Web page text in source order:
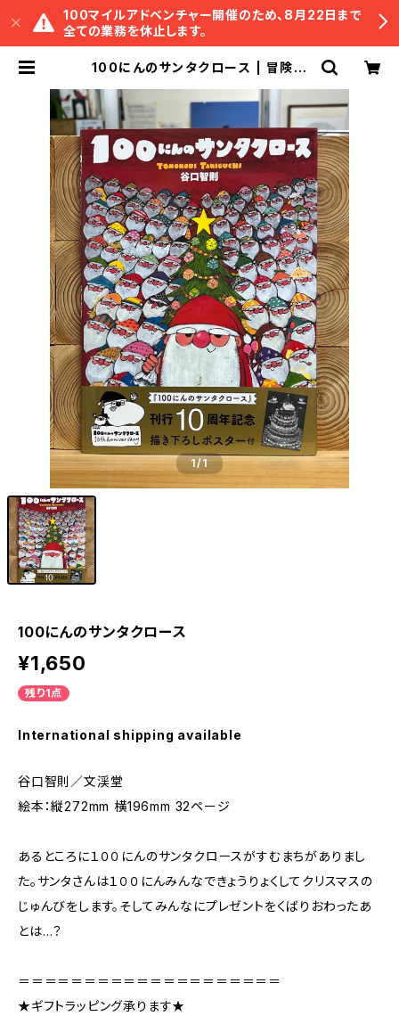
100マイルアドベンチャー開催のため、8月22日まで
全ての業務を休止します。
100にんのサンタクロース | 冒険研
1/1
100にんのサンタクロース
¥1,650
残り1点
International shipping available
谷口智則／文渓堂
絵本：縦272mm 横196mm 32ページ
あるところに１００にんのサンタクロースがすむまちがありまし
た。サンタさんは１００にんみんなできょうりょくしてクリスマスの
じゅんびをします。そしてみんなにプレゼントをくばりおわったあ
とは…？
＝＝＝＝＝＝＝＝＝＝＝＝＝＝＝＝＝＝＝＝
★ギフトラッピング承ります★